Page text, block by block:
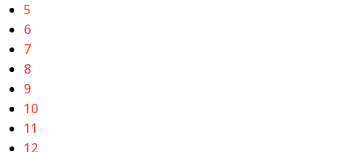
5
6
7
8
9
10
11
12